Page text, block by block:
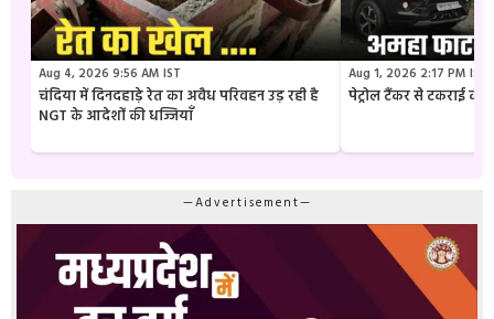
Aug 4, 2026 9:56 AM IST
चंदिया में दिनदहाड़े रेत का अवैध परिवहन उड़ रही है
NGT के आदेशों की धज्जियाँ
Aug 1, 2026 2:17 PM IST
पेट्रोल टैंकर से टकराई
—Advertisement—